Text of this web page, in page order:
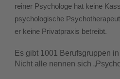
reiner Psychologe hat keine
psychologische
er keine Privatpraxis betreibt.
Es gibt 1001 Berufsgruppen
Nicht alle nennen sich